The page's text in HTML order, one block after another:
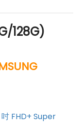
128G)
FHD+ Super